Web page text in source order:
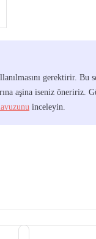
gerektirir. Bu
aşina iseniz öneririz.
inceleyin.